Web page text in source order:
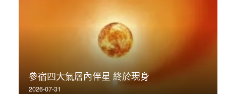
參宿四大氣層內伴星 終於現身
2026-07-31
荃灣反黑組「砌生豬肉」砌錯O記臥底4警員
被控
2019-11-01